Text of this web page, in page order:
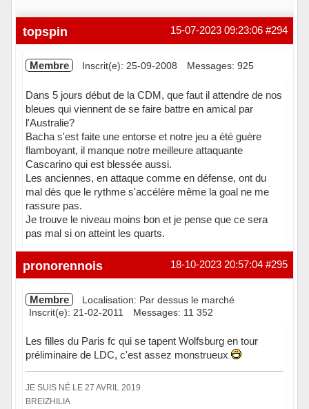
#294
15-07-2023 09:23:06
topspin
Membre Inscrit(e): 25-09-2008 Messages: 925
Dans 5 jours début de la CDM, que faut il attendre de nos
bleues qui viennent de se faire battre en amical par
l'Australie?
Bacha s'est faite une entorse et notre jeu a été guère
flamboyant, il manque notre meilleure attaquante
Cascarino qui est blessée aussi.
Les anciennes, en attaque comme en défense, ont du
mal dès que le rythme s'accélère même la goal ne me
rassure pas.
Je trouve le niveau moins bon et je pense que ce sera
pas mal si on atteint les quarts.
Hors ligne #295
18-10-2023 20:57:04
pronorennois
Membre
Localisation: Par dessus le marché
Inscrit(e): 21-02-2011
Messages: 11 352
Les filles du Paris fc qui se tapent Wolfsburg en tour
préliminaire de LDC, c'est assez monstrueux
JE SUIS NÉ LE 27 AVRIL 2019
BREIZHILIA